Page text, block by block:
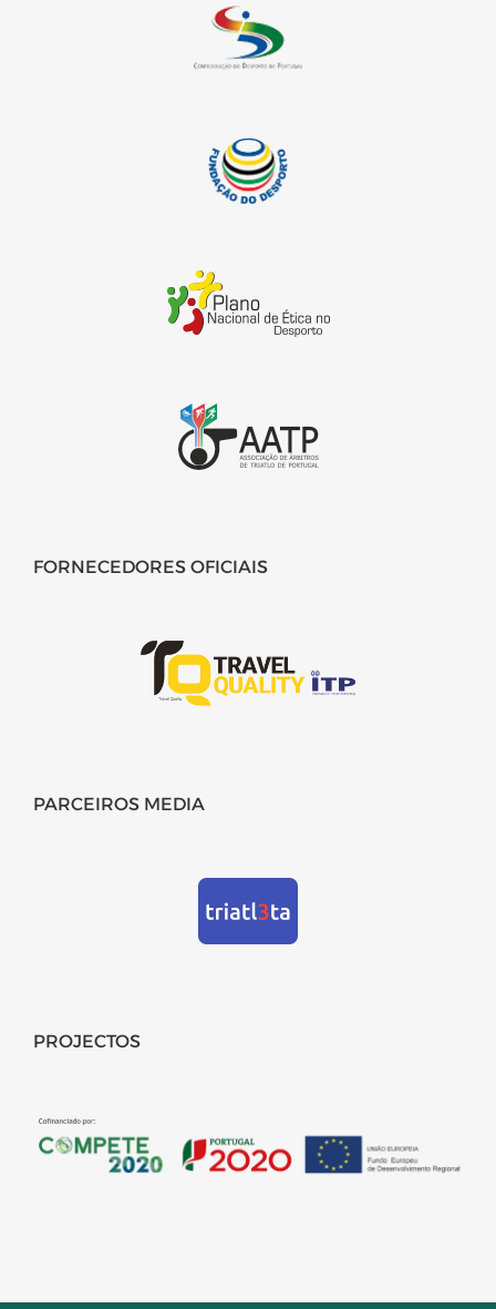
FORNECEDORES OFICIAIS
PARCEIROS MEDIA
PROJECTOS